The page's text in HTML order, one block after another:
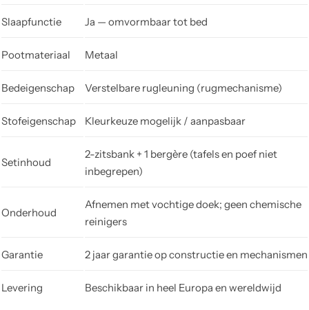
Slaapfunctie Ja — omvormbaar tot bed
Pootmateriaal Metaal
Bedeigenschap Verstelbare rugleuning (rugmechanisme)
Stofeigenschap Kleurkeuze mogelijk / aanpasbaar
Setinhoud
2-zitsbank + 1 bergère (tafels en poef niet
inbegrepen)
Onderhoud
Afnemen met vochtige doek; geen chemische
reinigers
Garantie 2 jaar garantie op constructie en mechanismen
Levering Beschikbaar in heel Europa en wereldwijd